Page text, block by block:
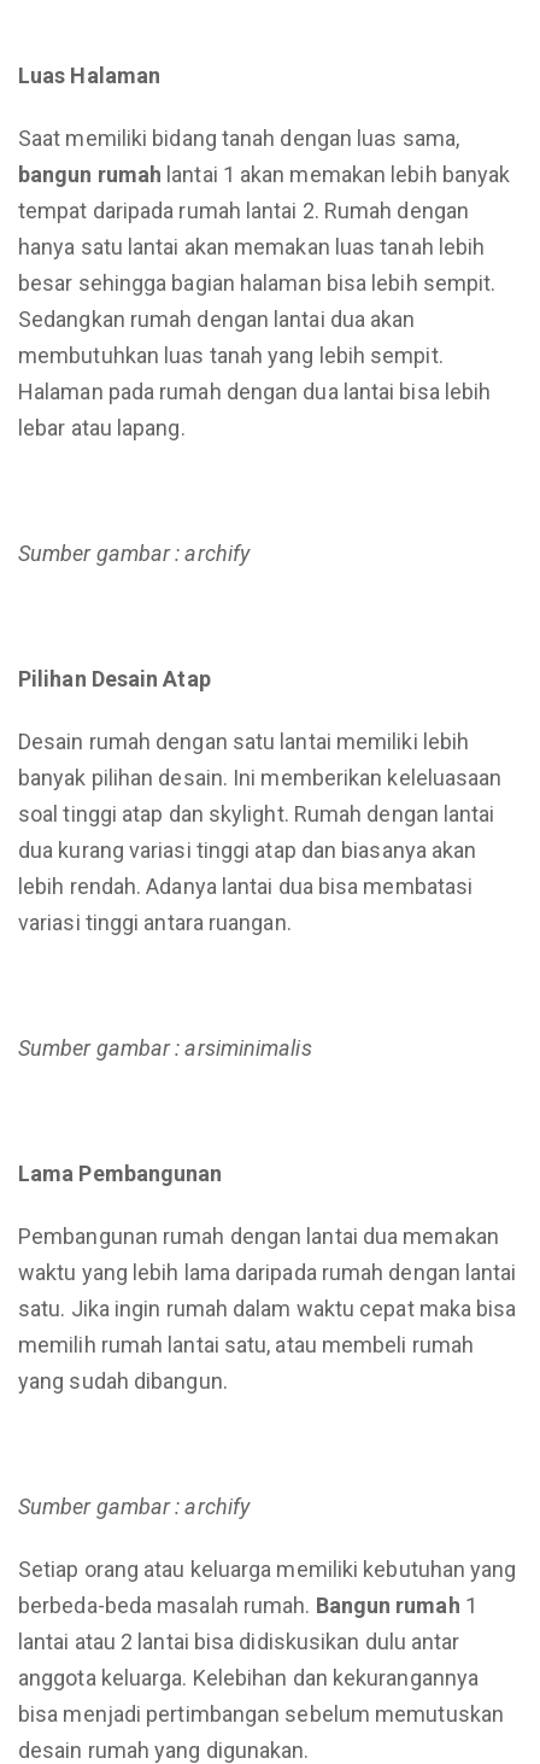
Luas Halaman
Saat memiliki bidang tanah dengan luas sama,
bangun rumah lantai 1 akan memakan lebih banyak
tempat daripada rumah lantai 2. Rumah dengan
hanya satu lantai akan memakan luas tanah lebih
besar sehingga bagian halaman bisa lebih sempit.
Sedangkan rumah dengan lantai dua akan
membutuhkan luas tanah yang lebih sempit.
Halaman pada rumah dengan dua lantai bisa lebih
lebar atau lapang.
Sumber gambar : archify
Pilihan Desain Atap
Desain rumah dengan satu lantai memiliki lebih
banyak pilihan desain. Ini memberikan keleluasaan
soal tinggi atap dan skylight. Rumah dengan lantai
dua kurang variasi tinggi atap dan biasanya akan
lebih rendah. Adanya lantai dua bisa membatasi
variasi tinggi antara ruangan.
Sumber gambar : arsiminimalis
Lama Pembangunan
Pembangunan rumah dengan lantai dua memakan
waktu yang lebih lama daripada rumah dengan lantai
satu. Jika ingin rumah dalam waktu cepat maka bisa
memilih rumah lantai satu, atau membeli rumah
yang sudah dibangun.
Sumber gambar : archify
Setiap orang atau keluarga memiliki kebutuhan yang
berbeda-beda masalah rumah. Bangun rumah 1
lantai atau 2 lantai bisa didiskusikan dulu antar
anggota keluarga. Kelebihan dan kekurangannya
bisa menjadi pertimbangan sebelum memutuskan
desain rumah yang digunakan.